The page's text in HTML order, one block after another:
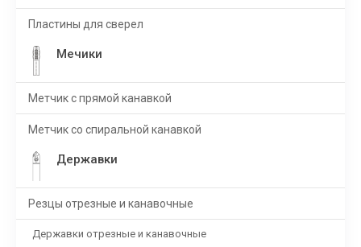
Пластины для сверел
Мечики
Метчик с прямой канавкой
Метчик со спиральной канавкой
Державки
Резцы отрезные и канавочные
Державки отрезные и канавочные